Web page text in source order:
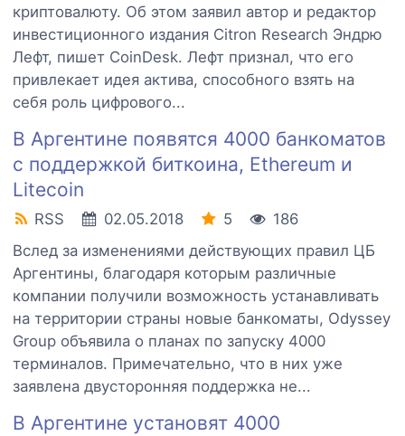
криптовалюту. Об этом заявил автор и редактор
инвестиционного издания Citron Research Эндрю
Лефт, пишет CoinDesk. Лефт признал, что его
привлекает идея актива, способного взять на
себя роль цифрового...
В Аргентине появятся 4000 банкоматов
с поддержкой биткоина, Ethereum и
Litecoin
RSS 02.05.2018 5
186
Вслед за изменениями действующих правил ЦБ
Аргентины, благодаря которым различные
компании получили возможность устанавливать
на территории страны новые банкоматы, Odyssey
Group объявила о планах по запуску 4000
терминалов. Примечательно, что в них уже
заявлена двусторонняя поддержка не...
В Аргентине установят 4000